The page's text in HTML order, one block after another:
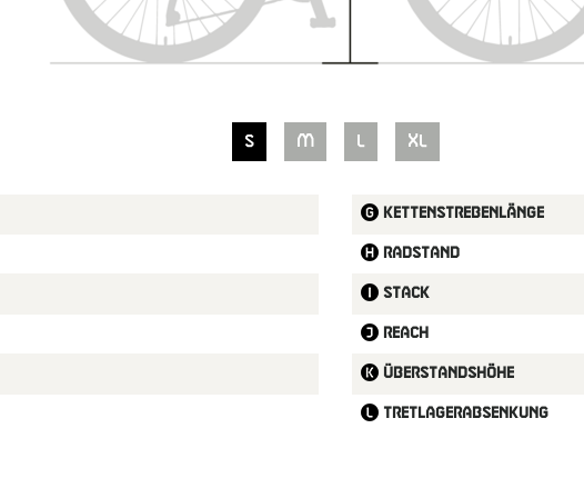
S M XL
Kettenstrebenlänge
Radstand
Stack
Reach
Überstandshöhe
Tretlagerabsenkung